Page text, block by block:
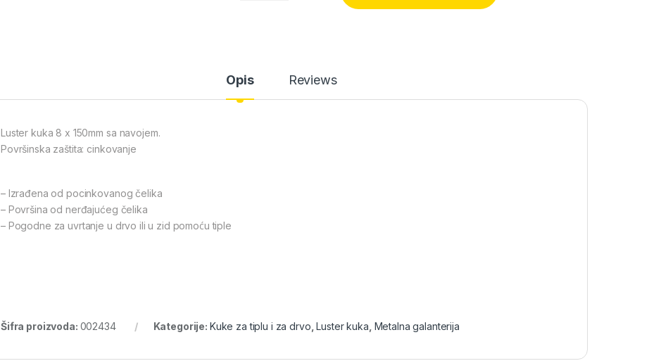
Opis Reviews
Luster kuka 8 x 150mm sa navojem.
Površinska zaštita: cinkovanje
– Izrađena od pocinkovanog čelika
– Površina od nerđajućeg čelika
– Pogodne za uvrtanje u drvo ili u zid pomoću tiple
Šifra proizvoda: 002434 Kategorije: Kuke za tiplu i za drvo ,Luster kuka Metalna galanterija